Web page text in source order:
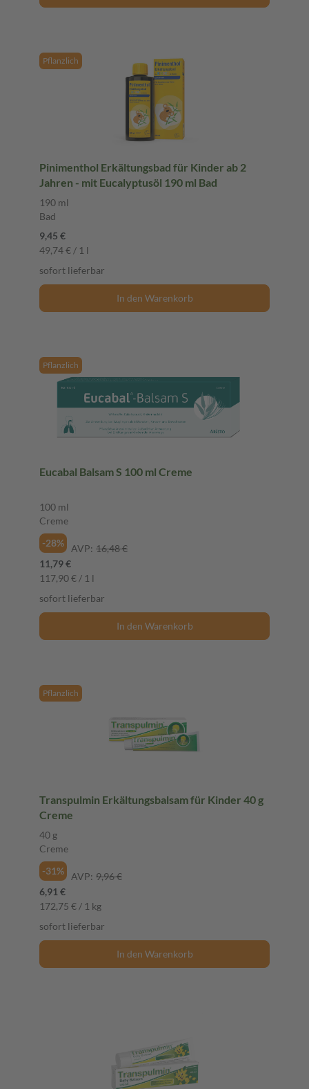
Pflanzlich
Pinimenthol Erkältungsbad für Kinder ab 2
Jahren - mit Eucalyptusöl 190 ml Bad
190 ml
Bad
9,45 €
49,74 € / 1 l
sofort lieferbar
In den Warenkorb
Pflanzlich
Eucabal Balsam S 100 ml Creme
100 ml
Creme
-28%
AVP: 16,48 €
11,79 €
117,90 € / 1 l
sofort lieferbar
In den Warenkorb
Pflanzlich
Transpulmin Erkältungsbalsam für Kinder 40 g
Creme
40 g
Creme
-31%
AVP: 9,96 €
6,91 €
172,75 € / 1 kg
sofort lieferbar
In den Warenkorb